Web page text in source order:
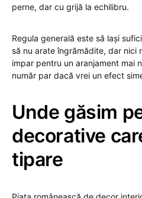
perne, dar cu grijă la echilibru.
Regula generală este să lași
să nu arate îngrămădite, dar nici
impar pentru un aranjament mai
număr par dacă vrei un efect
Unde găsim
decorative
tipare